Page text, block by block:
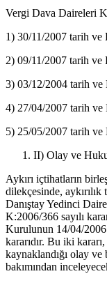
Vergi Dava Daireleri
1) 30/11/2007 tarih ve
2) 09/11/2007 tarih ve
3) 03/12/2004 tarih ve
4) 27/04/2007 tarih ve
5) 25/05/2007 tarih ve
II) Olay ve
Aykırı içtihatların
dilekçesinde, aykırılık
Danıştay Yedinci
K:2006/366 sayılı
Kurulunun 14/04/
kararıdır. Bu iki
kaynaklandığı olay
bakımından